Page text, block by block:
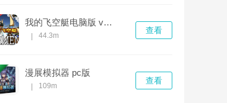
我的飞空艇电脑版 v1.0.0完整版
44.3m
查看
漫展模拟器 pc版
109m
查看